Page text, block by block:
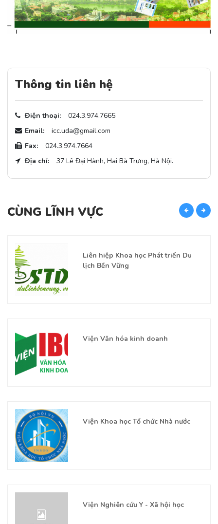
Thông tin liên hệ
Điện thoại:
024.3.974.7665
Email:
icc.uda@gmail.com
Fax:
024.3.974.7664
Địa chỉ:
37 Lê Đại Hành, Hai Bà Trưng, Hà Nội.
CÙNG LĨNH VỰC
Liên hiệp Khoa học Phát triển Du
lịch Bền Vững
Viện Văn hóa kinh doanh
Viện Khoa học Tổ chức Nhà nước
Viện Nghiên cứu Y - Xã hội học